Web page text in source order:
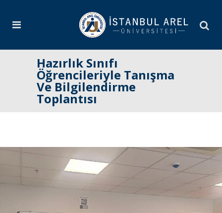
Hazırlık Sınıfı
Öğrencileriyle Tanışma
Ve Bilgilendirme
Toplantısı